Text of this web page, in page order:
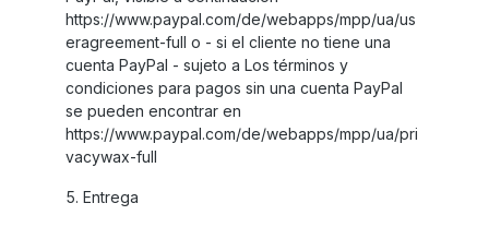
https://www.paypal.com/de/webapps/mpp/ua/us
eragreement-full o - si el cliente no tiene una
cuenta PayPal - sujeto a Los términos y
condiciones para pagos sin una cuenta PayPal
se pueden encontrar en
https://www.paypal.com/de/webapps/mpp/ua/pri
vacywax-full
5. Entrega